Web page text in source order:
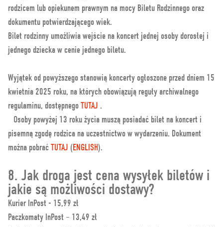
rodzicem lub opiekunem prawnym na mocy Biletu Rodzinnego oraz
dokumentu potwierdzającego wiek.
Bilet rodzinny umożliwia wejście na koncert jednej osoby dorosłej i
jednego dziecka w cenie jednego biletu.
Wyjątek od powyższego stanowią koncerty ogłoszone przed dniem 15
kwietnia 2025 roku, na których obowiązują reguły archiwalnego
regulaminu, dostępnegoTUTAJ .
Osoby powyżej 13 roku życia muszą posiadać bilet na koncert i
pisemną zgodę rodzica na uczestnictwo w wydarzeniu. Dokument
można pobraćTUTAJ (ENGLISH).
8. Jak droga jest cena wysyłek biletów i
jakie są możliwości dostawy?
Kurier InPost - 15,99 zł
Paczkomaty InPost – 13,49 zł